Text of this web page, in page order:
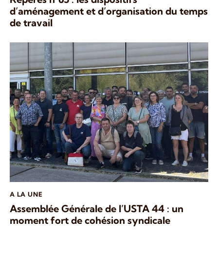
d’aménagement et d’organisation du temps
de travail
A LA UNE
Assemblée Générale de l’USTA 44 : un
moment fort de cohésion syndicale